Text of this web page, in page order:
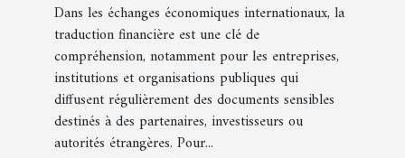
Dans les échanges économiques internationaux, la
traduction financière est une clé de
compréhension, notamment pour les entreprises,
institutions et organisations publiques qui
diffusent régulièrement des documents sensibles
destinés à des partenaires, investisseurs ou
autorités étrangères. Pour...